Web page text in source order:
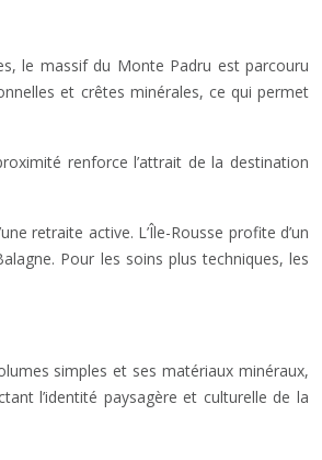
le massif du Monte Padru est parcouru
et crêtes minérales, ce qui permet
renforce l’attrait de la destination
retraite active. L’Île-Rousse profite d’un
Pour les soins plus techniques, les
simples et ses matériaux minéraux,
l’identité paysagère et culturelle de la